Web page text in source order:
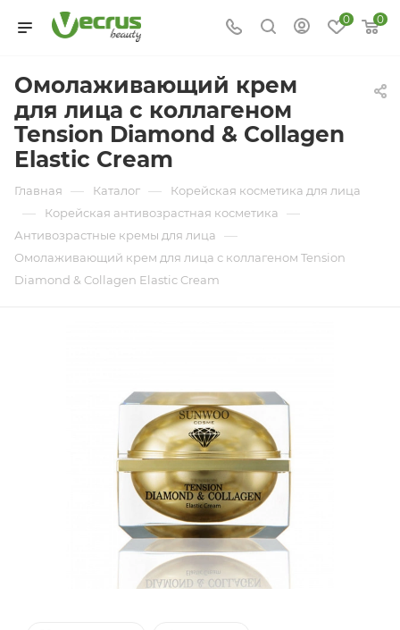
0 0
Омолаживающий крем
для лица с коллагеном
Tension Diamond & Collagen
Elastic Cream
Главная — Каталог — Корейская косметика для лица
— Корейская антивозрастная косметика —
Антивозрастные кремы для лица —
Омолаживающий крем для лица с коллагеном Tension
Diamond & Collagen Elastic Cream